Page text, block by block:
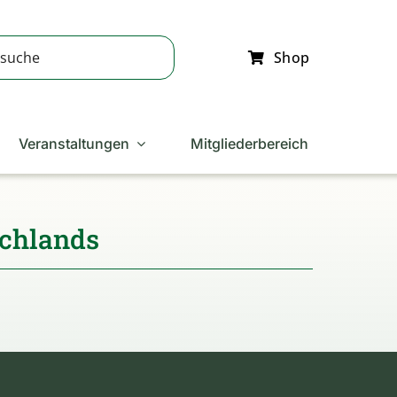
Shop
Veranstaltungen Mitgliederbereich